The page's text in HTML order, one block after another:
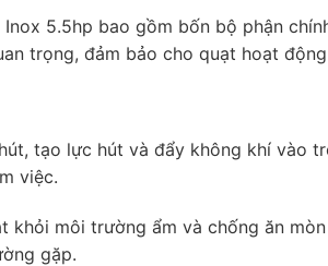
5.5hp bao gồm bốn bộ phận
trọng, đảm bảo cho quạt hoạt
tạo lực hút và đẩy không khí vào
việc.
khỏi môi trường ẩm và chống ăn
gặp.